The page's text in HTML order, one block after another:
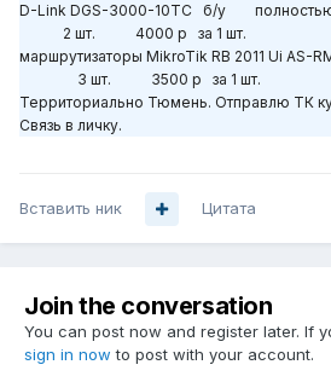
D-Link DGS-3000-10TC б/у
2 шт. 4000 р за 1 шт.
маршрутизаторы MikroTik RB 2011 Ui
3 шт. 3500 р за 1 шт.
Территориально Тюмень. Отправлю ТК
Связь в личку.
Вставить ник Цитата
Join the conversation
You can post now and register later. If
sign in now to post with your account.